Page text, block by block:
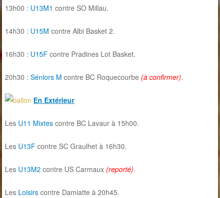
13h00 : U13M1 contre SO Millau.
14h30 : U15M contre Albi Basket 2.
16h30 : U15F contre Pradines Lot Basket.
20h30 :Séniors M contre BC Roquecourbe (à confirmer).
En Extérieur
Les U11 Mixtes contre BC Lavaur à 15h00.
Les U13F contre SC Graulhet à 16h30.
Les U13M2 contre US Carmaux (reporté).
Les Loisirs contre Damiatte à 20h45.